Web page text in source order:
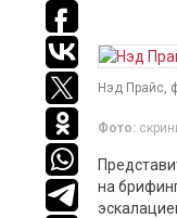
Нэд Прайс,
Фото:
на